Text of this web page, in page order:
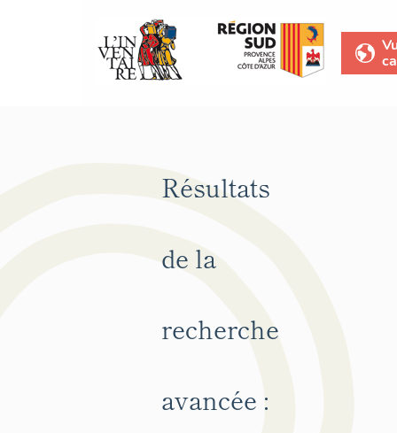
Résultats
de la
recherche
avancée :